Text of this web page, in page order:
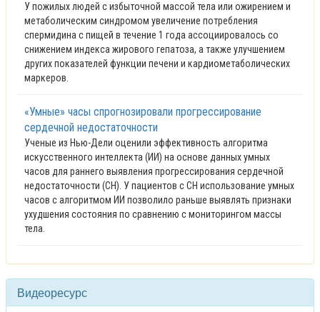
У пожилых людей с избыточной массой тела или ожирением и
метаболическим синдромом увеличение потребления
спермидина с пищей в течение 1 года ассоциировалось со
снижением индекса жирового гепатоза, а также улучшением
других показателей функции печени и кардиометаболических
маркеров.
«Умные» часы спрогнозировали прогрессирование
сердечной недостаточности
Ученые из Нью-Дели оценили эффективность алгоритма
искусственного интеллекта (ИИ) на основе данных умных
часов для раннего выявления прогрессирования сердечной
недостаточности (СН). У пациентов с СН использование умных
часов с алгоритмом ИИ позволило раньше выявлять признаки
ухудшения состояния по сравнению с мониторингом массы
тела.
Видеоресурс